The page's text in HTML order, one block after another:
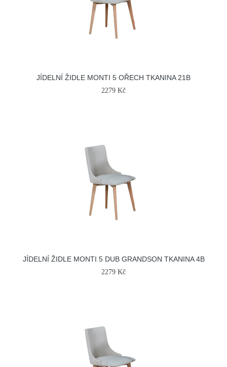
JÍDELNÍ ŽIDLE MONTI 5 OŘECH TKANINA 21B
2279 Kč
JÍDELNÍ ŽIDLE MONTI 5 DUB GRANDSON TKANINA 4B
2279 Kč